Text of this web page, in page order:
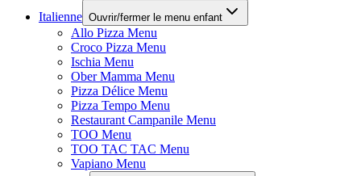
Italienne Ouvrir/fermer le menu enfant
Allo Pizza Menu
Croco Pizza Menu
Ischia Menu
Ober Mamma Menu
Pizza Délice Menu
Pizza Tempo Menu
Restaurant Campanile Menu
TOO Menu
TOO TAC TAC Menu
Vapiano Menu